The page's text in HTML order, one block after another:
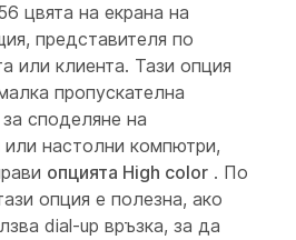
цвята на екрана на
представителя по
или клиента. Тази опция
пропускателна
споделяне на
настолни компютри,
опцията High color . По
опция е полезна, ако
dial-up връзка, за да